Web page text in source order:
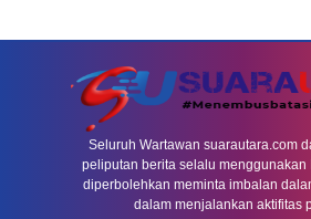
Seluruh Wartawan suarautara.com
peliputan berita selalu menggunakan
diperbolehkan meminta imbalan
dalam menjalankan aktifitas